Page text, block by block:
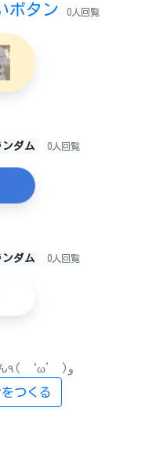
ボタン 0人回覧
ンダム 0人回覧
ンダム 0人回覧
ログイン不要でかんたん٩( ‘ω’ )و
つくる